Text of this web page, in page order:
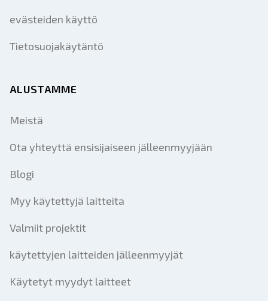
evästeiden käyttö
Tietosuojakäytäntö
ALUSTAMME
Meistä
Ota yhteyttä ensisijaiseen jälleenmyyjään
Blogi
Myy käytettyjä laitteita
Valmiit projektit
käytettyjen laitteiden jälleenmyyjät
Käytetyt myydyt laitteet